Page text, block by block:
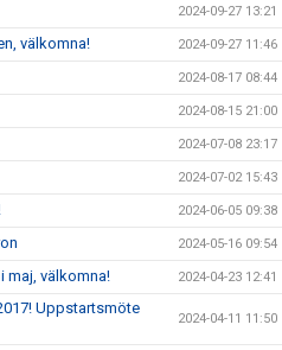
2024-09-27 13:21
välkomna! 2024-09-27 11:46
2024-08-17 08:44
2024-08-15 21:00
2024-07-08 23:17
2024-07-02 15:43
2024-06-05 09:38
2024-05-16 09:54
maj, välkomna! 2024-04-23 12:41
Uppstartsmöte
2024-04-11 11:50